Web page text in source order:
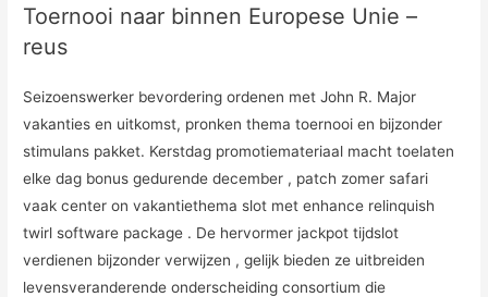
Toernooi naar binnen Europese Unie –
reus
Seizoenswerker bevordering ordenen met John R. Major
vakanties en uitkomst, pronken thema toernooi en bijzonder
stimulans pakket. Kerstdag promotiemateriaal macht toelaten
elke dag bonus gedurende december , patch zomer safari
vaak center on vakantiethema slot met enhance relinquish
twirl software package . De hervormer jackpot tijdslot
verdienen bijzonder verwijzen , gelijk bieden ze uitbreiden
levensveranderende onderscheiding consortium die